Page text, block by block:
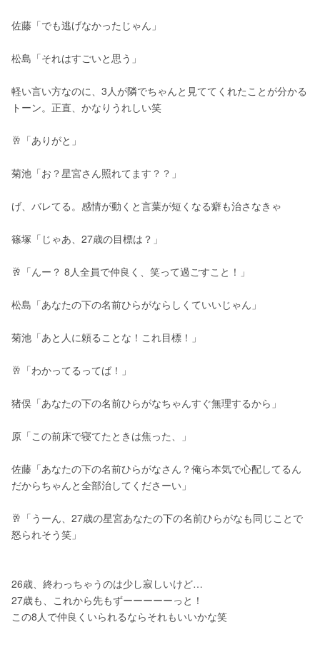
佐藤「でも逃げなかったじゃん」
松島「それはすごいと思う」
軽い言い方なのに、3人が隣でちゃんと見ててくれたことが分かる
トーン。正直、かなりうれしい笑
🥂「ありがと」
菊池「お？星宮さん照れてます？？」
げ、バレてる。感情が動くと言葉が短くなる癖も治さなきゃ
篠塚「じゃあ、27歳の目標は？」
🥂「んー？ 8人全員で仲良く、笑って過ごすこと！」
松島「あなたの下の名前ひらがならしくていいじゃん」
菊池「あと人に頼ることな！これ目標！」
🥂「わかってるってば！」
猪俣「あなたの下の名前ひらがなちゃんすぐ無理するから」
原「この前床で寝てたときは焦った、」
佐藤「あなたの下の名前ひらがなさん？俺ら本気で心配してるん
だからちゃんと全部治してくださーい」
🥂「うーん、27歳の星宮あなたの下の名前ひらがなも同じことで
怒られそう笑」
26歳、終わっちゃうのは少し寂しいけど…
27歳も、これから先もずーーーーーっと！
この8人で仲良くいられるならそれもいいかな笑